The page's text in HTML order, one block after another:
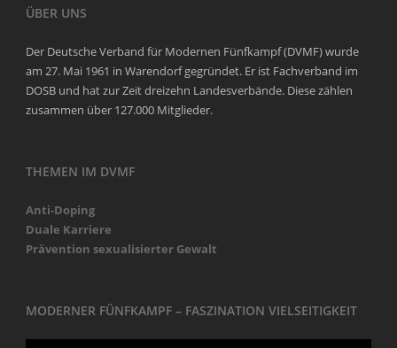
ÜBER UNS
Der Deutsche Verband für Modernen Fünfkampf (DVMF) wurde
am 27. Mai 1961 in Warendorf gegründet. Er ist Fachverband im
DOSB und hat zur Zeit dreizehn Landesverbände. Diese zählen
zusammen über 127.000 Mitglieder.
THEMEN IM DVMF
Anti-Doping
Duale Karriere
Prävention sexualisierter Gewalt
MODERNER FÜNFKAMPF – FASZINATION VIELSEITIGKEIT